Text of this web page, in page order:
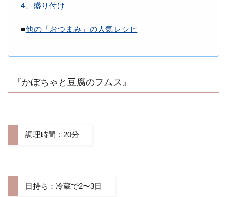
4、盛り付け
■他の「おつまみ」の人気レシピ
『かぼちゃと豆腐のフムス』
調理時間：20分
日持ち：冷蔵で2〜3日